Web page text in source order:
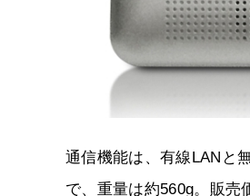
通信機能は、有線LANと
で、重量は約560g。販売